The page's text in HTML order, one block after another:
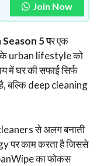
Join Now
5 पर एक
urban lifestyle को
में घर की सफाई सिर्फ
बल्कि deep cleaning
से अलग बनाती
पर काम करता है जिससे
का फोकस